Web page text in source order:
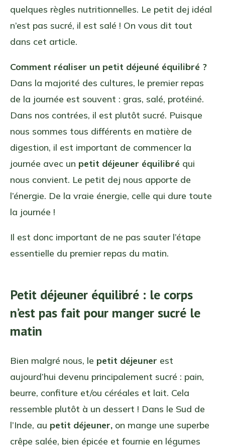
quelques règles nutritionnelles. Le petit dej idéal
n’est pas sucré, il est salé ! On vous dit tout
dans cet article.
Comment réaliser un petit déjeuné équilibré ?
Dans la majorité des cultures, le premier repas
de la journée est souvent : gras, salé, protéiné.
Dans nos contrées, il est plutôt sucré. Puisque
nous sommes tous différents en matière de
digestion, il est important de commencer la
journée avec un petit déjeuner équilibré qui
nous convient. Le petit dej nous apporte de
l’énergie. De la vraie énergie, celle qui dure toute
la journée !
Il est donc important de ne pas sauter l’étape
essentielle du premier repas du matin.
Petit déjeuner équilibré : le corps
n’est pas fait pour manger sucré le
matin
Bien malgré nous, le petit déjeuner est
aujourd’hui devenu principalement sucré : pain,
beurre, confiture et/ou céréales et lait. Cela
ressemble plutôt à un dessert ! Dans le Sud de
l’Inde, au petit déjeuner, on mange une superbe
crêpe salée, bien épicée et fournie en légumes